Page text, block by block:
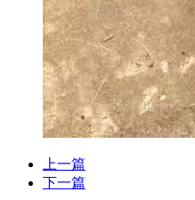
上一篇
下一篇